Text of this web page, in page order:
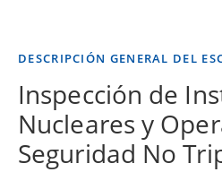
DESCRIPCIÓN GENERAL DEL
Inspección de
Nucleares y
Seguridad No